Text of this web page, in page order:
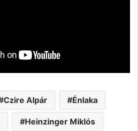
Czire Alpár Énlaka
Heinzinger Miklós